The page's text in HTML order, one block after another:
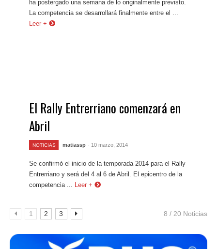
ha postergado una semana de lo originalmente previsto.
La competencia se desarrollará finalmente entre el ...
Leer +
El Rally Entrerriano comenzará en
Abril
NOTICIAS matiassp - 10 marzo, 2014
Se confirmó el inicio de la temporada 2014 para el Rally
Entrerriano y será del 4 al 6 de Abril. El epicentro de la
competencia ... Leer +
1 2 3 8 / 20 Noticias